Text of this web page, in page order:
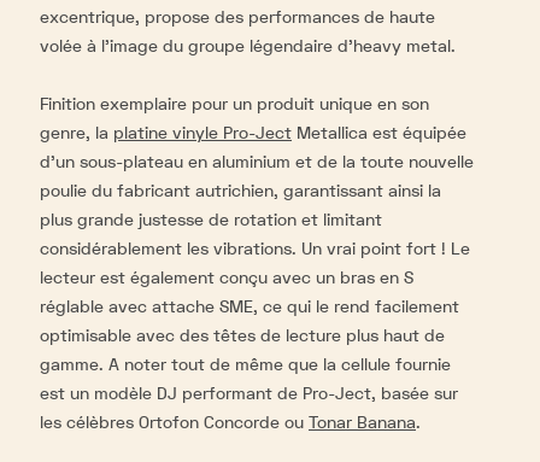
excentrique, propose des performances de haute
volée à l’image du groupe légendaire d’heavy metal.
Finition exemplaire pour un produit unique en son
genre, la platine vinyle Pro-Ject Metallica est équipée
d'un sous-plateau en aluminium et de la toute nouvelle
poulie du fabricant autrichien, garantissant ainsi la
plus grande justesse de rotation et limitant
considérablement les vibrations. Un vrai point fort ! Le
lecteur est également conçu avec un bras en S
réglable avec attache SME, ce qui le rend facilement
optimisable avec des têtes de lecture plus haut de
gamme. A noter tout de même que la cellule fournie
est un modèle DJ performant de Pro-Ject, basée sur
les célèbres Ortofon Concorde ou Tonar Banana.